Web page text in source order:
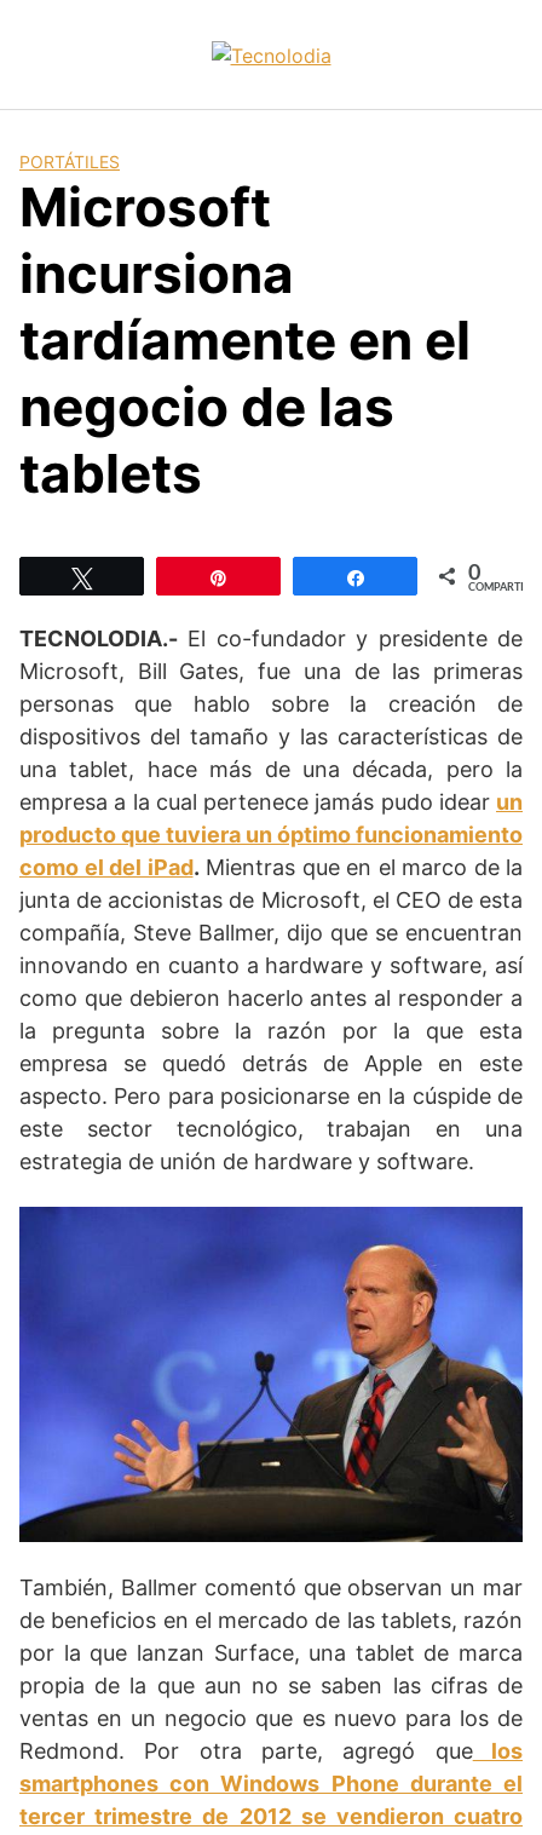
PORTÁTILES
Microsoft
incursiona
tardíamente en el
negocio de las
tablets
Compartir 0
COMPARTIR
TECNOLODIA.- El co-fundador y presidente de
Microsoft, Bill Gates, fue una de las primeras
personas que hablo sobre la creación de
dispositivos del tamaño y las características de
una tablet, hace más de una década, pero la
empresa a la cual pertenece jamás pudo idear un
producto que tuviera un óptimo funcionamiento
como el del iPad. Mientras que en el marco de la
junta de accionistas de Microsoft, el CEO de esta
compañía, Steve Ballmer, dijo que se encuentran
innovando en cuanto a hardware y software, así
como que debieron hacerlo antes al responder a
la pregunta sobre la razón por la que esta
empresa se quedó detrás de Apple en este
aspecto. Pero para posicionarse en la cúspide de
este sector tecnológico, trabajan en una
estrategia de unión de hardware y software.
También, Ballmer comentó que observan un mar
de beneficios en el mercado de las tablets, razón
por la que lanzan Surface, una tablet de marca
propia de la que aun no se saben las cifras de
ventas en un negocio que es nuevo para los de
Redmond. Por otra parte, agregó quelos
smartphones con Windows Phone durante el
tercer trimestre de 2012 se vendieron cuatro